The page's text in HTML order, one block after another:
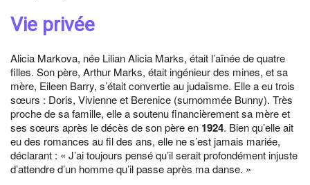
Vie privée
Alicia Markova, née Lilian Alicia Marks, était l’aînée de quatre
filles. Son père, Arthur Marks, était ingénieur des mines, et sa
mère, Eileen Barry, s’était convertie au judaïsme. Elle a eu trois
sœurs : Doris, Vivienne et Berenice (surnommée Bunny). Très
proche de sa famille, elle a soutenu financièrement sa mère et
ses sœurs après le décès de son père en 1924. Bien qu’elle ait
eu des romances au fil des ans, elle ne s’est jamais mariée,
déclarant : « J’ai toujours pensé qu’il serait profondément injuste
d’attendre d’un homme qu’il passe après ma danse. »